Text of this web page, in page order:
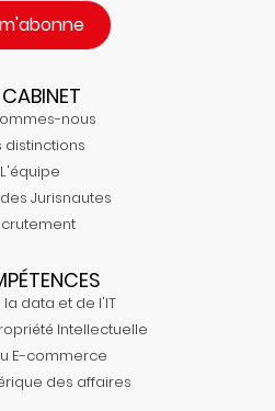
CABINET
nous
distinctions
L'équipe
Jurisnautes
data et de l'IT
Intellectuelle
E-commerce
des affaires